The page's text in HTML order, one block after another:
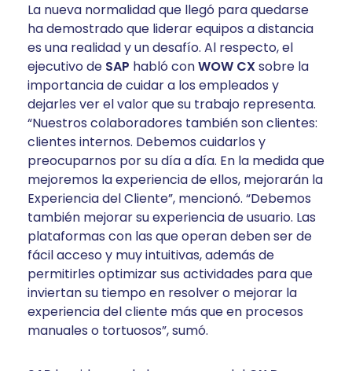
La nueva normalidad que llegó para quedarse
ha demostrado que liderar equipos a distancia
es una realidad y un desafío. Al respecto, el
ejecutivo de SAP habló conWOW CX sobre la
importancia de cuidar a los empleados y
dejarles ver el valor que su trabajo representa.
“Nuestros colaboradores también son clientes:
clientes internos. Debemos cuidarlos y
preocuparnos por su día a día. En la medida que
mejoremos la experiencia de ellos, mejorarán la
Experiencia del Cliente”, mencionó. “Debemos
también mejorar su experiencia de usuario. Las
plataformas con las que operan deben ser de
fácil acceso y muy intuitivas, además de
permitirles optimizar sus actividades para que
inviertan su tiempo en resolver o mejorar la
experiencia del cliente más que en procesos
manuales o tortuosos”, sumó.